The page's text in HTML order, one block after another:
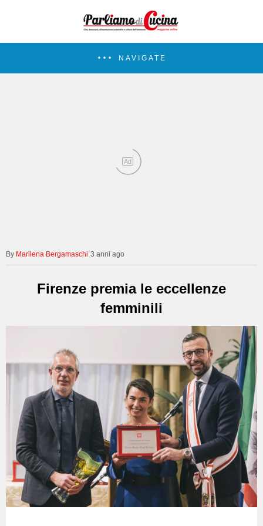
NAVIGATE
Ad
Marilena Bergamaschi 3 anni ago
Firenze premia le eccellenze
femminili